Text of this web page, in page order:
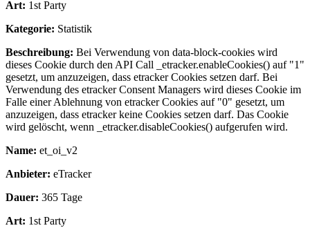
Art: 1st Party
Kategorie: Statistik
Beschreibung: Bei Verwendung von data-block-cookies wird
dieses Cookie durch den API Call _etracker.enableCookies() auf "1"
gesetzt, um anzuzeigen, dass etracker Cookies setzen darf. Bei
Verwendung des etracker Consent Managers wird dieses Cookie im
Falle einer Ablehnung von etracker Cookies auf "0" gesetzt, um
anzuzeigen, dass etracker keine Cookies setzen darf. Das Cookie
wird gelöscht, wenn _etracker.disableCookies() aufgerufen wird.
Name: et_oi_v2
Anbieter: eTracker
Dauer: 365 Tage
Art: 1st Party